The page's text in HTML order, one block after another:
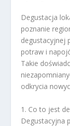
Degustacja
poznanie
degustacyjnej
potraw i
Takie
odkrycia
1. Co to jest
Degustacyjna